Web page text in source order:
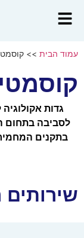
עמוד הבית >>
גדות
לסביבה בתחום
בתקנים
שירותים